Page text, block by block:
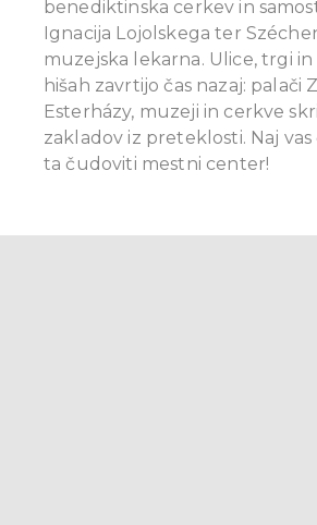
benediktinska cerkev in
Ignacija Lojolskega ter
muzejska lekarna. Ulice, trgi in
hišah zavrtijo čas nazaj: palači
Esterházy, muzeji in cerkve
zakladov iz preteklosti. Naj
ta čudoviti mestni center!